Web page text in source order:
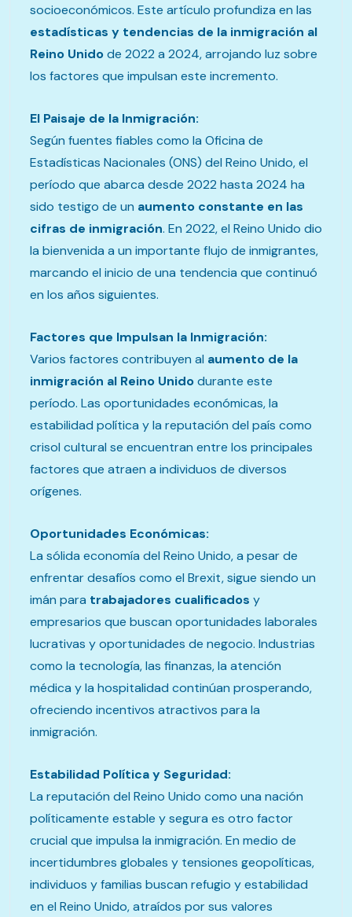
socioeconómicos. Este artículo profundiza en las
estadísticas y tendencias de la inmigración al
Reino Unidode 2022 a 2024, arrojando luz sobre
los factores que impulsan este incremento.
El Paisaje de la Inmigración:
Según fuentes fiables como la Oficina de
Estadísticas Nacionales (ONS) del Reino Unido, el
período que abarca desde 2022 hasta 2024 ha
sido testigo de un aumento constante en las
cifras de inmigración. En 2022, el Reino Unido dio
la bienvenida a un importante flujo de inmigrantes,
marcando el inicio de una tendencia que continuó
en los años siguientes.
Factores que Impulsan la Inmigración:
Varios factores contribuyen al aumento de la
inmigración al Reino Unidodurante este
período. Las oportunidades económicas, la
estabilidad política y la reputación del país como
crisol cultural se encuentran entre los principales
factores que atraen a individuos de diversos
orígenes.
Oportunidades Económicas:
La sólida economía del Reino Unido, a pesar de
enfrentar desafíos como el Brexit, sigue siendo un
imán para trabajadores cualificados y
empresarios que buscan oportunidades laborales
lucrativas y oportunidades de negocio. Industrias
como la tecnología, las finanzas, la atención
médica y la hospitalidad continúan prosperando,
ofreciendo incentivos atractivos para la
inmigración.
Estabilidad Política y Seguridad:
La reputación del Reino Unido como una nación
políticamente estable y segura es otro factor
crucial que impulsa la inmigración. En medio de
incertidumbres globales y tensiones geopolíticas,
individuos y familias buscan refugio y estabilidad
en el Reino Unido, atraídos por sus valores